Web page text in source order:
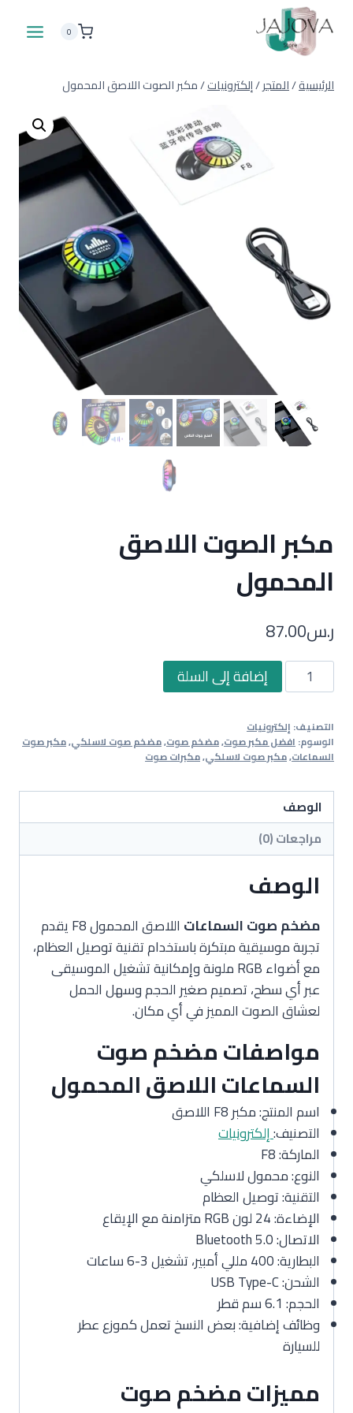
المحتوى
0
الرئيسية/المتجر/إلكترونيات/مكبر الصوت اللاصق المحمول
مكبر الصوت اللاصق
المحمول
ر.س87.00
كمية
مكبر
اللاصق
المحمول
إضافة إلى السلة
التصنيف: إلكترونيات
الوسوم:افضل مكبر صوت,مضخم صوت,مضخم صوت لاسلكي,مكبر صوت
السماعات,مكبر صوت لاسلكي,مكبرات صوت
الوصف
مراجعات (0)
الوصف
مضخم صوت السماعات
اللاصق المحمول F8 يقدم
تجربة موسيقية مبتكرة باستخدام تقنية توصيل العظام،
مع أضواء RGB ملونة وإمكانية تشغيل الموسيقى
عبر أي سطح، تصميم صغير الحجم وسهل الحمل
لعشاق الصوت المميز في أي مكان.
مواصفات مضخم صوت
السماعات اللاصق المحمول
اسم المنتج: مكبر F8 اللاصق
التصنيف:إلكترونيات
الماركة: F8
النوع: محمول لاسلكي
التقنية: توصيل العظام
الإضاءة: 24 لون RGB متزامنة مع الإيقاع
الاتصال: Bluetooth 5.0
البطارية: 400 مللي أمبير، تشغيل 3-6 ساعات
الشحن: USB Type-C
الحجم: 6.1 سم قطر
وظائف إضافية: بعض النسخ تعمل كموزع عطر
للسيارة
مميزات مضخم صوت